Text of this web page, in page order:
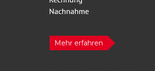
Mehr erfahren